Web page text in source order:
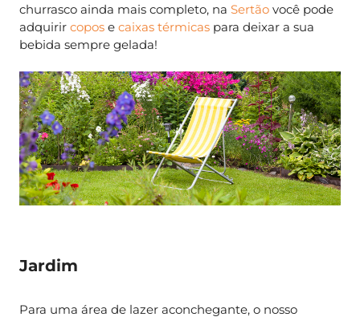
churrasco ainda mais completo, na Sertão você pode
adquirir copos e caixas térmicas para deixar a sua
bebida sempre gelada!
Jardim
Para uma área de lazer aconchegante, o nosso